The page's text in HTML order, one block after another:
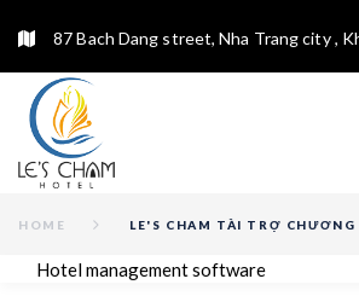
87 Bach Dang street, Nha Trang city ,
HOME LE'S CHAM TÀI TRỢ
Hotel management software